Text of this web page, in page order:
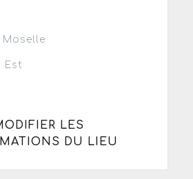
Moselle
Est
LES
DU LIEU